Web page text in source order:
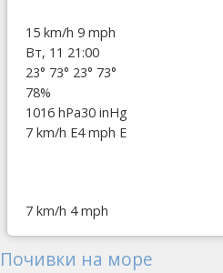
15 km/h 9 mph
Вт, 11 21:00
23° 73° 23° 73°
78%
1016 hPa30 inHg
7 km/h E4 mph E
7 km/h 4 mph
Почивки на море